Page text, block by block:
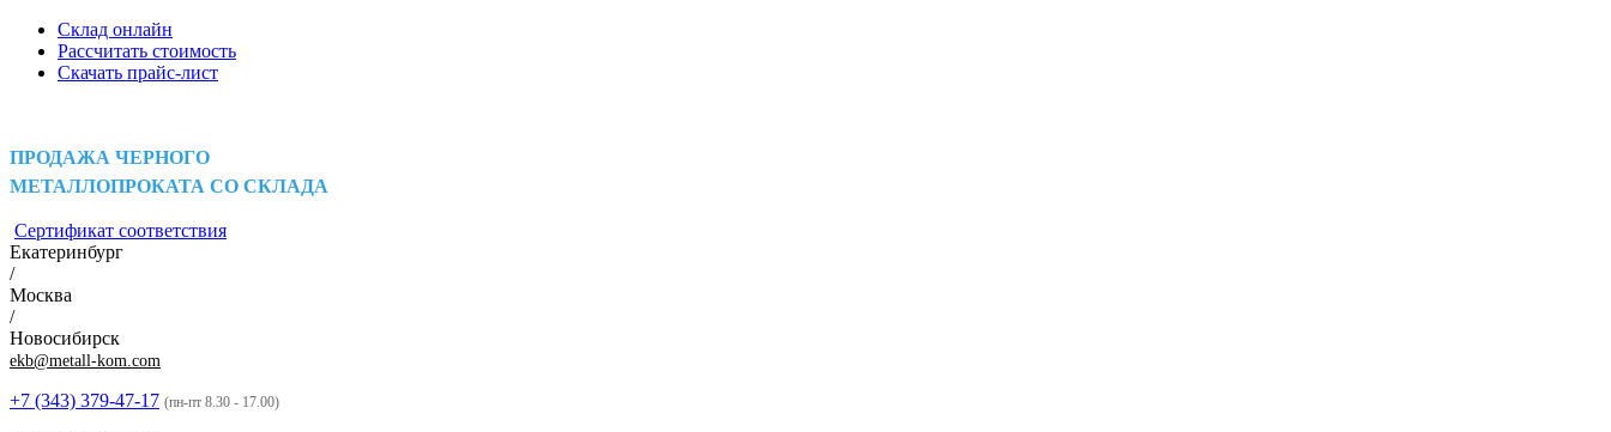
Склад онлайн
Рассчитать стоимость
Скачать прайс-лист
ПРОДАЖА ЧЕРНОГО
МЕТАЛЛОПРОКАТА СО СКЛАДА
Сертификат соответствия
Екатеринбург
/
Москва
/
Новосибирск
ekb@metall-kom.com
+7 (343) 379-47-17 (пн-пт 8.30 - 17.00)